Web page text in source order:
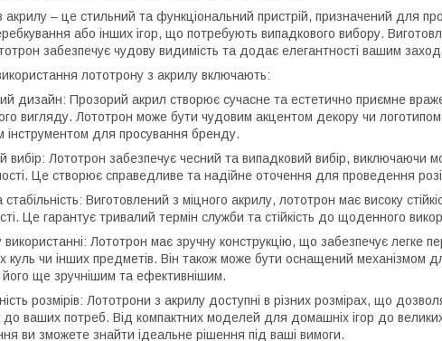
акрилу – це стильний та функціональний пристрій, призначений для
або інших ігор, що потребують випадкового вибору.
забезпечує чудову видимість та додає елегантності вашим
лототрону з акрилу включають:
дизайн: Прозорий акрил створює сучасне та естетично приємне
вигляду. Лототрон може бути чудовим акцентом декору чи
інструментом для просування бренду.
вибір: Лототрон забезпечує чесний та випадковий вибір, виключаючи
Це створює справедливе та надійне оточення для проведення
стабільність: Виготовлений з міцного акрилу, лототрон має високу
Це гарантує тривалий термін служби та стійкість до щоденного
використанні: Лототрон має зручну конструкцію, що забезпечує легке
куль чи інших предметів. Він також може бути оснащений механізмом
ще зручнішим та ефективнішим.
розмірів: Лототрони з акрилу доступні в різних розмірах, що
до ваших потреб. Від компактних моделей для домашніх ігор до
ви зможете знайти ідеальне рішення під ваші вимоги.